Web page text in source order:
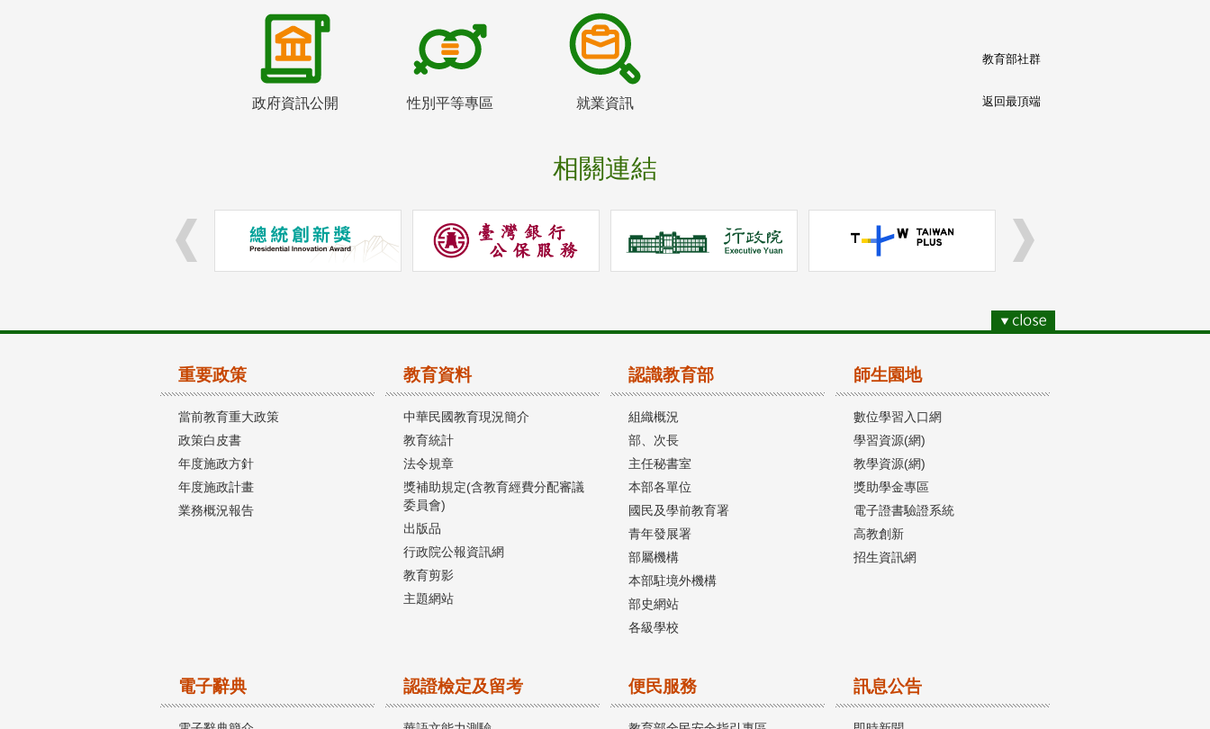
政府資訊公開 性別平等專區 就業資訊
相關連結
教育部社群
返回最頂端
重要政策
當前教育重大政策
政策白皮書
年度施政方針
年度施政計畫
業務概況報告
教育資料
中華民國教育現況簡介
教育統計
法令規章
獎補助規定(含教育經費分配審議
委員會)
出版品
行政院公報資訊網
教育剪影
主題網站
認識教育部
組織概況
部、次長
主任秘書室
本部各單位
國民及學前教育署
青年發展署
部屬機構
本部駐境外機構
部史網站
各級學校
師生園地
數位學習入口網
學習資源(網)
教學資源(網)
獎助學金專區
電子證書驗證系統
高教創新
招生資訊網
電子辭典 認證檢定及留考 便民服務 訊息公告